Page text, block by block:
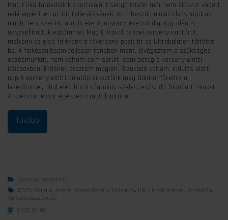
Mag Erika futóedzőnk sportolója, Csengő István már nem előszor vágott
neki egyéniben az UB teljesítésének. Az ő beszámolóját olvashatjátok
alább. Terv szerint, ötödik éve Ahogyan 5 éve mindig, úgy idén is
összeállítottuk edzőmmel, Mag Erikával az idei verseny naptárat,
melyben az első félévben a főverseny pozíciót az Ultrabalaton töltötte
be. A felkészülésem teljesen rendben ment, elvégeztem a szükséges
edzésmunkát, nem voltam sem sérült, sem beteg a verseny előtti
időszakban. Erősnek éreztem magam. Bizakodó voltam. Indulás előtti
nap A verseny előtti délután érkeztünk meg Balatonfüredre a
kísérőmmel, ahol elég barátságtalan, szeles, esős idő fogadott minket.
A szél már ekkor egészen nyugtalanítóan
Versenybeszámoló
2025 , Smidla József, Szabó Csaba, Teljesítés, UB , Ultrabalaton , Ultrafutás,
Versenybeszámoló
2025.05.02.